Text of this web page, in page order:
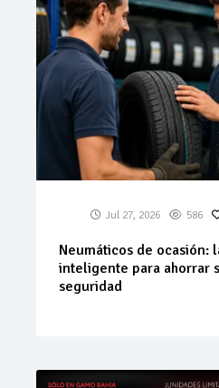
Jul 23, 2026 199
La 42ª Subida a Vejer